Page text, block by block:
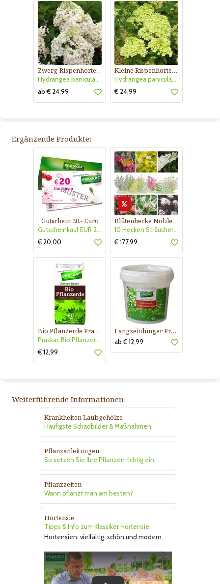
Zwerg-Rispenhortensie
Hydrangea paniculata 'Bobo'
ab € 24,99
Kleine Rispenhortensie
Hydrangea paniculata 'Little Lime'
€ 24,99
Ergänzende Produkte:
Gutschein 20.- Euro
Gutscheinkauf EUR 20.-
€ 20,00
Blütenhecke Nobless-Kollektion Nr. 402
10 Hecken Sträucher - für 10 lfm Blütenhecke - Blühend März - Oktober
€ 177,99
Bio Pflanzerde Praskac
Praskac Bio Pflanzerde
€ 12,99
Langzeitdünger Praskac
ab € 12,99
Weiterführende Informationen:
Krankheiten Laubgehölze
Häufigste Schadbilder & Maßnahmen
Pflanzanleitungen
So setzen Sie Ihre Pflanzen richtig ein.
Pflanzzeiten
Wann pflanzt man am besten?
Hortensie
Tipps & Info zum Klassiker Hortensie.
Hortensien: vielfältig, schön und modern.